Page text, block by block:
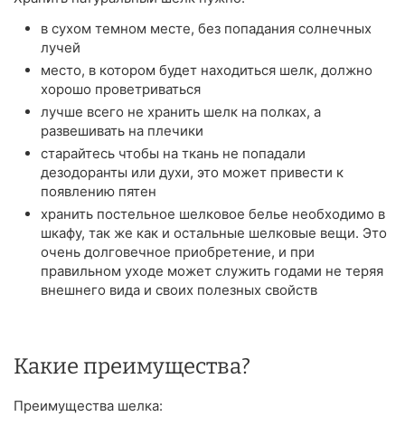
в сухом темном месте, без попадания солнечных
лучей
место, в котором будет находиться шелк, должно
хорошо проветриваться
лучше всего не хранить шелк на полках, а
развешивать на плечики
старайтесь чтобы на ткань не попадали
дезодоранты или духи, это может привести к
появлению пятен
хранить постельное шелковое белье необходимо в
шкафу, так же как и остальные шелковые вещи. Это
очень долговечное приобретение, и при
правильном уходе может служить годами не теряя
внешнего вида и своих полезных свойств
Какие преимущества?
Преимущества шелка: